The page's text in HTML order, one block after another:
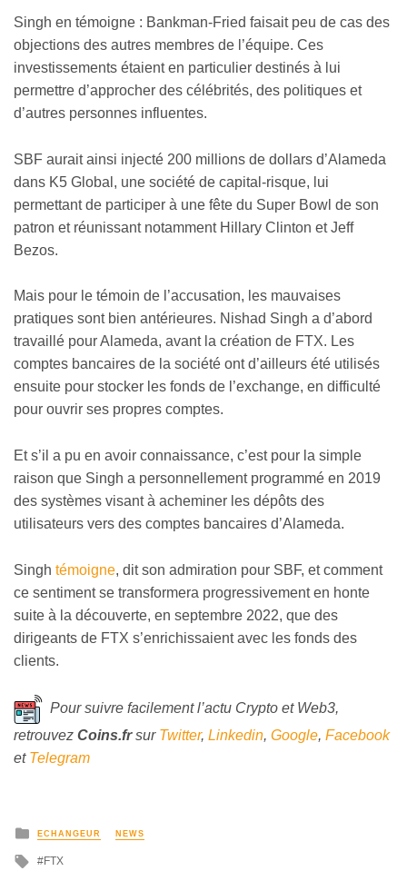
Singh en témoigne : Bankman-Fried faisait peu de cas des
objections des autres membres de l’équipe. Ces
investissements étaient en particulier destinés à lui
permettre d’approcher des célébrités, des politiques et
d’autres personnes influentes.
SBF aurait ainsi injecté 200 millions de dollars d’Alameda
dans K5 Global, une société de capital-risque, lui
permettant de participer à une fête du Super Bowl de son
patron et réunissant notamment Hillary Clinton et Jeff
Bezos.
Mais pour le témoin de l’accusation, les mauvaises
pratiques sont bien antérieures. Nishad Singh a d’abord
travaillé pour Alameda, avant la création de FTX. Les
comptes bancaires de la société ont d’ailleurs été utilisés
ensuite pour stocker les fonds de l’exchange, en difficulté
pour ouvrir ses propres comptes.
Et s’il a pu en avoir connaissance, c’est pour la simple
raison que Singh a personnellement programmé en 2019
des systèmes visant à acheminer les dépôts des
utilisateurs vers des comptes bancaires d’Alameda.
Singh témoigne, dit son admiration pour SBF, et comment
ce sentiment se transformera progressivement en honte
suite à la découverte, en septembre 2022, que des
dirigeants de FTX s’enrichissaient avec les fonds des
clients.
Pour suivre facilement l’actu Crypto et Web3,
retrouvez Coins.frsur Twitter, Linkedin, Google, Facebook
et Telegram
ECHANGEUR NEWS
FTX